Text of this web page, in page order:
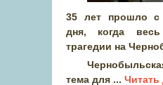
35 лет прошло с
дня, когда
трагедии на
тема для ...